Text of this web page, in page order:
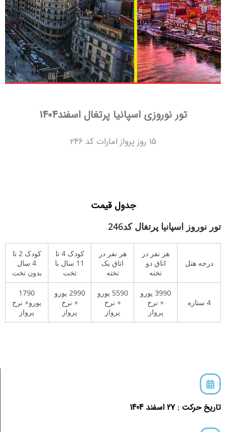
تور نوروزی اسپانیا پرتغال اسفند1404
15 روز پرواز امارات کد 246
جدول قیمت
تور نوروز اسپانیا پرتغال کد246
درجه هتل
هر نفر در
اتاق دو
تخته
هر نفر در
اتاق یک
تخته
کودک 4 تا
11 سال با
تخت
کودک 2 تا
4 سال
بدون تخت
4 ستاره
3990 یورو
+ نرخ
پرواز
5590 یورو
+ نرخ
پرواز
2990 یورو
+ نرخ
پرواز
1790
یورو+ نرخ
پرواز
تاریخ حرکت : 27 اسفند 1404